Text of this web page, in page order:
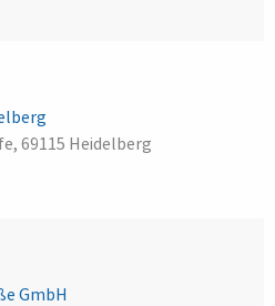
69115 Heidelberg
GmbH